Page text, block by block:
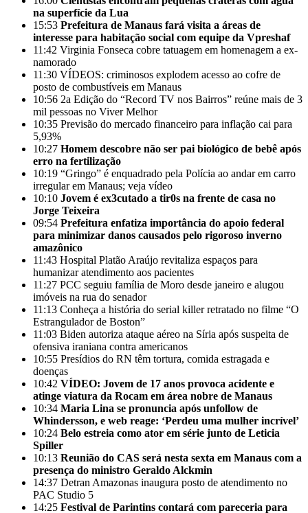
na superfície da Lua
15:53 Prefeitura de Manaus fará visita a áreas de
interesse para habitação social com equipe da Vpreshaf
11:42 Virginia Fonseca cobre tatuagem em homenagem a ex-
namorado
11:30 VÍDEOS: criminosos explodem acesso ao cofre de
posto de combustíveis em Manaus
10:56 2a Edição do “Record TV nos Bairros” reúne mais de 3
mil pessoas no Viver Melhor
10:35 Previsão do mercado financeiro para inflação cai para
5,93%
10:27 Homem descobre não ser pai biológico de bebê após
erro na fertilização
10:19 “Gringo” é enquadrado pela Polícia ao andar em carro
irregular em Manaus; veja vídeo
10:10 Jovem é ex3cutado a tir0s na frente de casa no
Jorge Teixeira
09:54 Prefeitura enfatiza importância do apoio federal
para minimizar danos causados pelo rigoroso inverno
amazônico
11:43 Hospital Platão Araújo revitaliza espaços para
humanizar atendimento aos pacientes
11:27 PCC seguiu família de Moro desde janeiro e alugou
imóveis na rua do senador
11:13 Conheça a história do serial killer retratado no filme “O
Estrangulador de Boston”
11:03 Biden autoriza ataque aéreo na Síria após suspeita de
ofensiva iraniana contra americanos
10:55 Presídios do RN têm tortura, comida estragada e
doenças
10:42 VÍDEO: Jovem de 17 anos provoca acidente e
atinge viatura da Rocam em área nobre de Manaus
10:34 Maria Lina se pronuncia após unfollow de
Whindersson, e web reage: ‘Perdeu uma mulher incrível’
10:24 Belo estreia como ator em série junto de Leticia
Spiller
10:13 Reunião do CAS será nesta sexta em Manaus com a
presença do ministro Geraldo Alckmin
14:37 Detran Amazonas inaugura posto de atendimento no
PAC Studio 5
14:25 Festival de Parintins contará com pareceria para